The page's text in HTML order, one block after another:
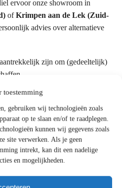
toestemming
gebruiken wij technologieën zoals
op te slaan en/of te raadplegen.
kunnen wij gegevens zoals
site verwerken. Als je geen
intrekt, kan dit een nadelige
en mogelijkheden.
ervoor onze showroom in
ofKrimpen aan de Lek (Zuid-
advies over alternatieve
zijn om (gedeeltelijk)
aan?
via:
consulent